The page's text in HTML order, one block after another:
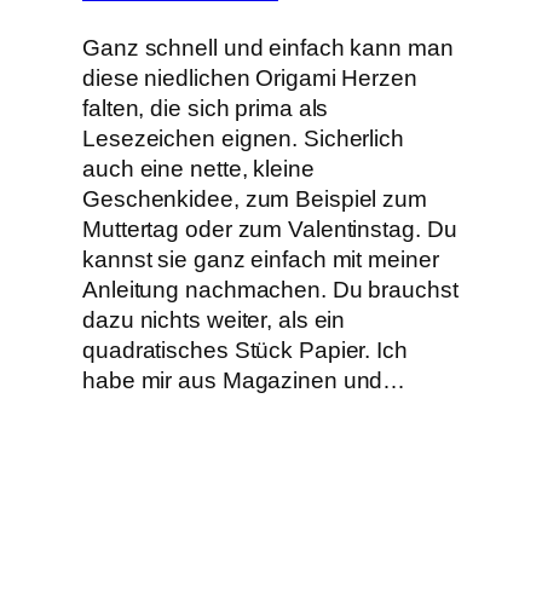
Ganz schnell und einfach kann man
diese niedlichen Origami Herzen
falten, die sich prima als
Lesezeichen eignen. Sicherlich
auch eine nette, kleine
Geschenkidee, zum Beispiel zum
Muttertag oder zum Valentinstag. Du
kannst sie ganz einfach mit meiner
Anleitung nachmachen. Du brauchst
dazu nichts weiter, als ein
quadratisches Stück Papier. Ich
habe mir aus Magazinen und…